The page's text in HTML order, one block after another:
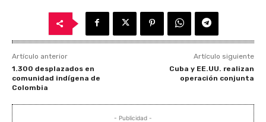
Artículo anterior
1.300 desplazados en
comunidad indígena de
Colombia
Artículo siguiente
Cuba y EE.UU. realizan
operación conjunta
- Publicidad -